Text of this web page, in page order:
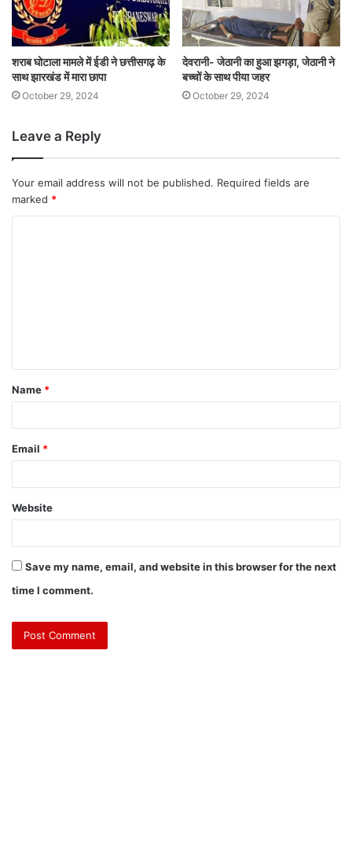
शराब घोटाला मामले में ईडी ने छत्तीसगढ़ के
साथ झारखंड में मारा छापा
October 29, 2024
देवरानी- जेठानी का हुआ झगड़ा, जेठानी ने
बच्चों के साथ पीया जहर
October 29, 2024
Leave a Reply
Your email address will not be published. Required fields are
marked *
Name *
Email *
Website
Save my name, email, and website in this browser for the next
time I comment.